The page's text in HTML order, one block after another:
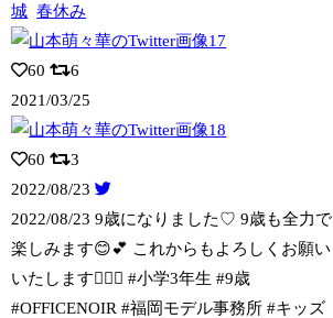
城 春休み
60
6
2021/03/25
60
3
2022/08/23
2022/08/23 9歳になりました♡ 9歳も全力で
楽しみます😊💕 これからもよろしくお願い
いたします🙇‍♀️✨ #小学3年生 #9歳
#OFFICENOIR #福岡モデル事務所 #キッズ